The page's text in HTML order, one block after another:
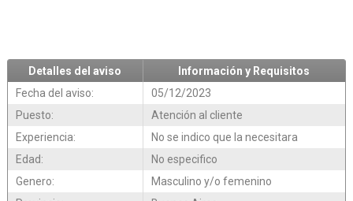
Detalles del aviso
Información y Requisitos
Fecha del aviso:
05/12/2023
Puesto:
Atención al cliente
Experiencia:
No se indico que la necesitara
Edad:
No especifico
Genero:
Masculino y/o femenino